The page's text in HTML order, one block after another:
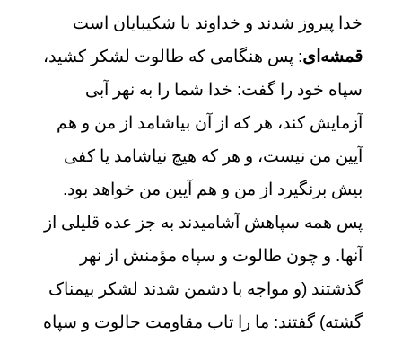
خدا پيروز شدند و خداوند با شكيبايان است
قمشه‌ای: پس هنگامی که طالوت لشکر کشید،
سپاه خود را گفت: خدا شما را به نهر آبی
آزمایش کند، هر که از آن بیاشامد از من و هم
آیین من نیست، و هر که هیچ نیاشامد یا کفی
بیش برنگیرد از من و هم آیین من خواهد بود.
پس همه سپاهش آشامیدند به جز عده قلیلی از
آنها. و چون طالوت و سپاه مؤمنش از نهر
گذشتند (و مواجه با دشمن شدند لشکر بیمناک
گشته) گفتند: ما را تاب مقاومت جالوت و سپاه